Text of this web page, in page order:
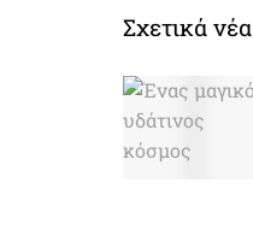
Σχετικά νέα